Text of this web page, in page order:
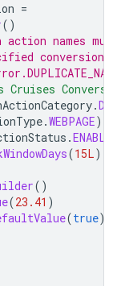
=
()
names
Cruises
.
.WEBPAGE)
.
(15L)
()
(23.41 )
(true)